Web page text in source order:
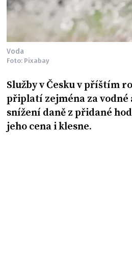
Voda
Foto: Pixabay
Služby v Česku v příštím
připlatí zejména za vodné
snížení daně z přidané
jeho cena i klesne.